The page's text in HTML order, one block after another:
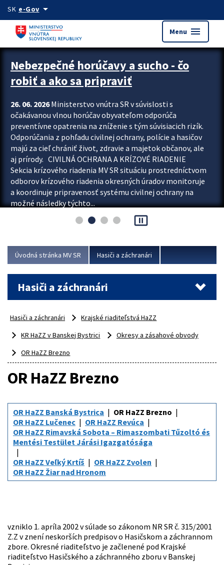
Preskocit na hlavný obsah
SK e-Govarrow_drop_down
Menu menu
Zastavit automatický posun upútavok
Nebezpečné horúčavy a sucho - čo
robiť a ako sa pripraviť
26. 06. 2026Ministerstvo vnútra SR v súvislosti s
očakávanou vlnou horúčav obyvateľom odporúča
preventívne opatrenia na zníženie s tým súvisiacich rizík.
Odporúčania z pohľadu civilnej ochrany, polície a hasičov
majú za cieľ chrániť život, zdravie a majetok občanov, ale
aj prírody. CIVILNÁ OCHRANA A KRÍZOVÉ RIADENIE
Sekcia krízového riadenia MV SR situáciu prostredníctvom
odborov krízového riadenia okresných úradov monitoruje
a koordinuje pripravenosť systému civilnej ochrany na
možné následky týchto...
pause_presentation
Úvodná stránka MV SR Hasiči a záchranári
Hasiči a záchranári
Hasiči a záchranári
Krajské riaditeľstvá HaZZ
KR HaZZ v Banskej Bystrici
Okresy a zásahové obvody
OR HaZZ Brezno
OR HaZZ Brezno
OR HaZZ Banská Bystrica
OR HaZZ Brezno
OR HaZZ Lučenec
OR HaZZ Revúca
OR HaZZ Rimavská Sobota – Rimaszombati Tűzoltó és
Mentési Testület Járási Igazgatósága
OR HaZZ Veľký Krtíš
OR HaZZ Zvolen
OR HaZZ Žiar nad Hronom
vzniklo 1. apríla 2002 v súlade so zákonom NR SR č. 315/2001
Z.Z v znení neskorších predpisov o Hasičskom a záchrannom
zbore. Okresné riaditeľstvo je začlenené pod Krajské
riaditeľstvo Hasičského a záchranného zboru v Banskej